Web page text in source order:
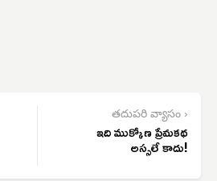
తదుపరి వ్యాసం ›
ఇది ముక్కోణ ప్రేమకథ
అస్సలే కాదు!